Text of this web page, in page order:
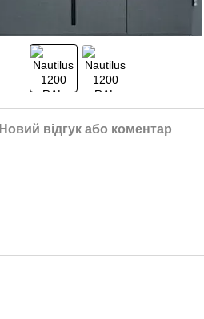
Новий відгук або коментар